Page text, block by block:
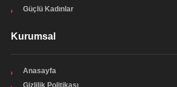
Güçlü Kadınlar
Kurumsal
Anasayfa